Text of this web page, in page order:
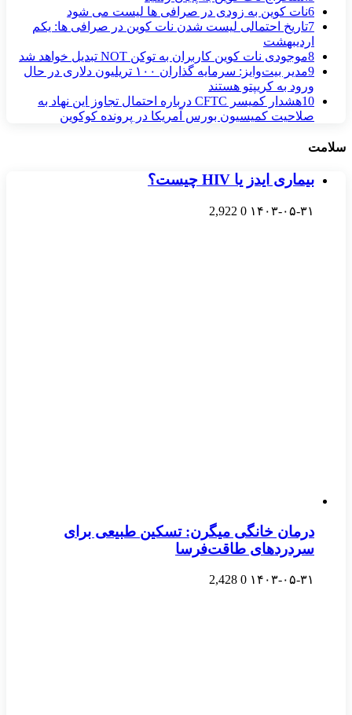
6نات کوین به‌ زودی در صرافی‌ ها لیست می‌ شود
7تاریخ احتمالی لیست شدن نات کوین در صرافی‌ ها: یکم
اردیبهشت
8موجودی نات کوین کاربران به توکن NOT تبدیل خواهد شد
9
مدیر بیت‌وایز: سرمایه گذاران ۱۰۰ تریلیون دلاری در حال
ورود به کریپتو هستند
10
هشدار کمیسر CFTC درباره احتمال تجاوز این نهاد به
صلاحیت کمیسیون بورس آمریکا در پرونده کوکوین
سلامت
بیماری ایدز یا HIV چیست؟
۱۴۰۳-۰۵-۳۱ 0
2,922
درمان خانگی میگرن: تسکین طبیعی برای
سردردهای طاقت‌فرسا
۱۴۰۳-۰۵-۳۱ 0
2,428